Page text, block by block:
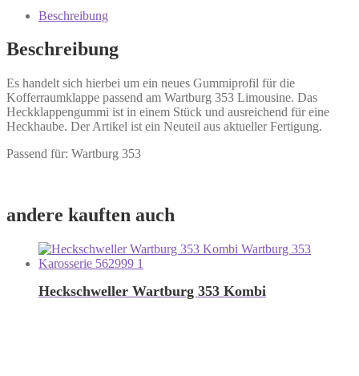
Beschreibung
Beschreibung
Es handelt sich hierbei um ein neues Gummiprofil für die
Kofferraumklappe passend am Wartburg 353 Limousine. Das
Heckklappengummi ist in einem Stück und ausreichend für eine
Heckhaube. Der Artikel ist ein Neuteil aus aktueller Fertigung.
Passend für: Wartburg 353
andere kauften auch
Heckschweller Wartburg 353 Kombi